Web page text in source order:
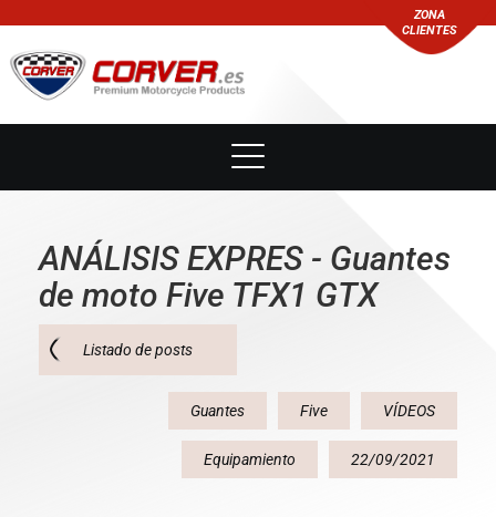
ZONA
CLIENTES
ANÁLISIS EXPRES - Guantes
de moto Five TFX1 GTX
Listado de posts
Guantes Five VÍDEOS
Equipamiento 22/09/2021